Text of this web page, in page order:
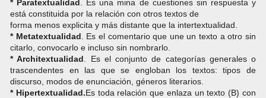
* Paratextualidad . Es una mina de cuestiones sin respuesta y
está constituida por la relación con otros textos de
forma menos explicita y más distante que la intertextualidad.
* Metatextualidad . Es el comentario que une un texto a otro sin
citarlo, convocarlo e incluso sin nombrarlo.
* Architextualidad . Es el conjunto de categorías generales o
trascendentes en las que se engloban los textos: tipos de
discurso, modos de enunciación, géneros literarios.
* Hipertextualidad.Es toda relación que enlaza un texto (B) con